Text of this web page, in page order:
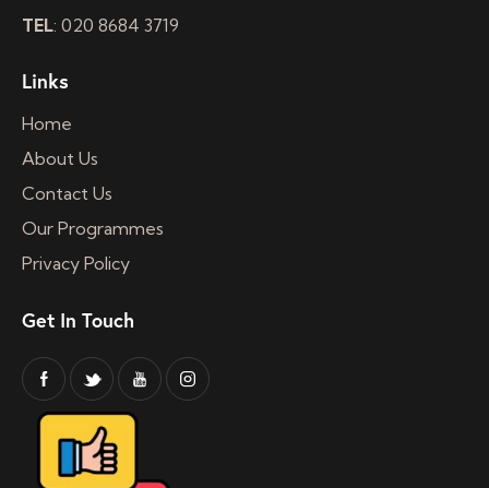
TEL: 020 8684 3719
Links
Home
About Us
Contact Us
Our Programmes
Privacy Policy
Get In Touch